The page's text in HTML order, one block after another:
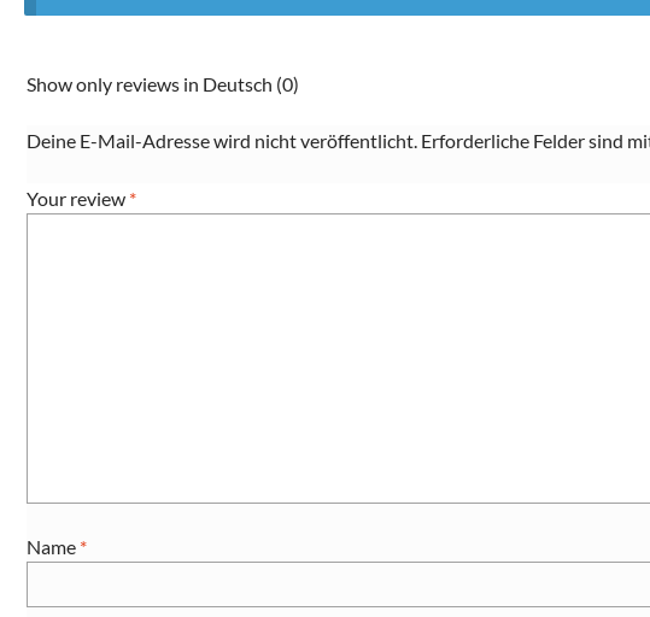
Show only reviews in Deutsch (0)
Deine E-Mail-Adresse wird nicht veröffentlicht. Erforderliche Felder sind
Your review *
Name *